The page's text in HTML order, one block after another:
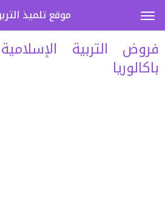
فروض التربية
باكالوريا
موقع تلميذ